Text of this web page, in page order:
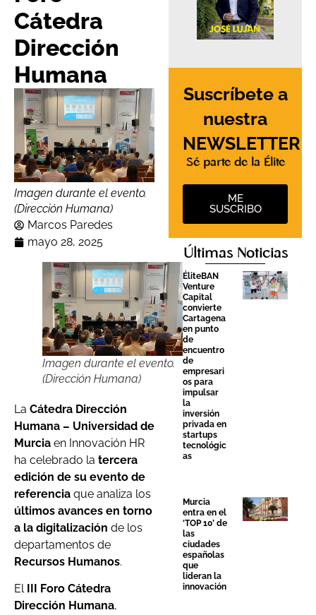
Cátedra
Dirección
Humana
Imagen durante el evento.
(Dirección Humana)
Marcos Paredes
mayo 28, 2025
Imagen durante el evento.
(Dirección Humana)
La Cátedra Dirección
Humana – Universidad de
Murcia en Innovación HR
ha celebrado la tercera
edición de su evento de
referencia que analiza los
últimos avances en torno
a la digitalización de los
departamentos de
Recursos Humanos.
El
III Foro Cátedra
Dirección Humana,
Suscríbete a
nuestra
NEWSLETTER
Sé parte de la Élite
ME
SUSCRIBO
Últimas Noticias
ÉliteBAN
Venture
Capital
convierte
Cartagena
en punto
de
encuentro
de
empresari
os para
impulsar
la
inversión
privada en
startups
tecnológic
as
Murcia
entra en el
‘TOP 10’ de
las
ciudades
españolas
que
lideran la
innovación